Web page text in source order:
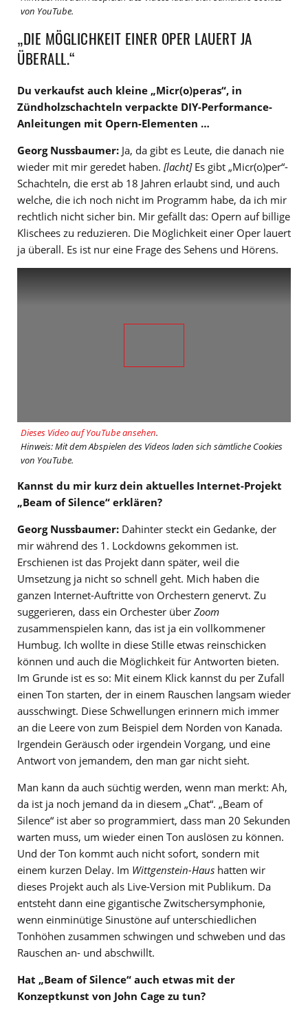
von YouTube.
„DIE MÖGLICHKEIT EINER OPER LAUERT JA
ÜBERALL.“
Du verkaufst auch kleine „Micr(o)peras“, in
Zündholzschachteln verpackte DIY-Performance-
Anleitungen mit Opern-Elementen …
Georg Nussbaumer: Ja, da gibt es Leute, die danach nie
wieder mit mir geredet haben. [lacht] Es gibt „Micr(o)per“-
Schachteln, die erst ab 18 Jahren erlaubt sind, und auch
welche, die ich noch nicht im Programm habe, da ich mir
rechtlich nicht sicher bin. Mir gefällt das: Opern auf billige
Klischees zu reduzieren. Die Möglichkeit einer Oper lauert
ja überall. Es ist nur eine Frage des Sehens und Hörens.
Dieses Video auf YouTube ansehen.
Hinweis: Mit dem Abspielen des Videos laden sich sämtliche Cookies
von YouTube.
Kannst du mir kurz dein aktuelles Internet-Projekt
„Beam of Silence“ erklären?
Georg Nussbaumer: Dahinter steckt ein Gedanke, der
mir während des 1. Lockdowns gekommen ist.
Erschienen ist das Projekt dann später, weil die
Umsetzung ja nicht so schnell geht. Mich haben die
ganzen Internet-Auftritte von Orchestern genervt. Zu
suggerieren, dass ein Orchester über Zoom
zusammenspielen kann, das ist ja ein vollkommener
Humbug. Ich wollte in diese Stille etwas reinschicken
können und auch die Möglichkeit für Antworten bieten.
Im Grunde ist es so: Mit einem Klick kannst du per Zufall
einen Ton starten, der in einem Rauschen langsam wieder
ausschwingt. Diese Schwellungen erinnern mich immer
an die Leere von zum Beispiel dem Norden von Kanada.
Irgendein Geräusch oder irgendein Vorgang, und eine
Antwort von jemandem, den man gar nicht sieht.
Man kann da auch süchtig werden, wenn man merkt: Ah,
da ist ja noch jemand da in diesem „Chat“. „Beam of
Silence“ ist aber so programmiert, dass man 20 Sekunden
warten muss, um wieder einen Ton auslösen zu können.
Und der Ton kommt auch nicht sofort, sondern mit
einem kurzen Delay. Im Wittgenstein-Haus hatten wir
dieses Projekt auch als Live-Version mit Publikum. Da
entsteht dann eine gigantische Zwitschersymphonie,
wenn einminütige Sinustöne auf unterschiedlichen
Tonhöhen zusammen schwingen und schweben und das
Rauschen an- und abschwillt.
Hat „Beam of Silence“ auch etwas mit der
Konzeptkunst von John Cage zu tun?